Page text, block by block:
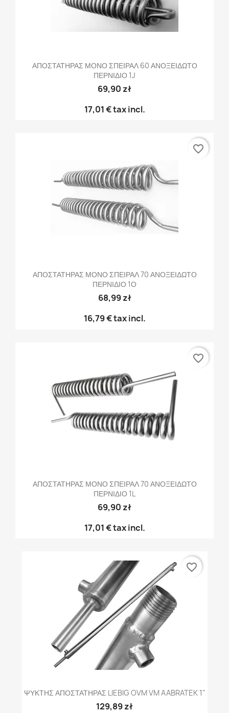
ΑΠΟΣΤΑΤΗΡΑΣ ΜΟΝΟ ΣΠΕΙΡΑΛ 60 ΑΝΟΞΕΙΔΩΤΟ
ΠΕΡΝΙΔΙΟ 1J
69,90 zł
17,01 €tax incl.
ΑΠΟΣΤΑΤΗΡΑΣ ΜΟΝΟ ΣΠΕΙΡΑΛ 70 ΑΝΟΞΕΙΔΩΤΟ
ΠΕΡΝΙΔΙΟ 1Ο
68,99 zł
16,79 €tax incl.
favorite_border
ΑΠΟΣΤΑΤΗΡΑΣ ΜΟΝΟ ΣΠΕΙΡΑΛ 70 ΑΝΟΞΕΙΔΩΤΟ
ΠΕΡΝΙΔΙΟ 1L
69,90 zł
17,01 €tax incl.
favorite_border
ΨΥΚΤΗΣ ΑΠΟΣΤΑΤΗΡΑΣ LIEBIG OVM VM AABRATEK 1"
129,89 zł
favorite_border